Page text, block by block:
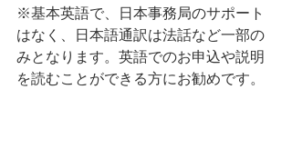
※基本英語で、日本事務局のサポート
はなく、日本語通訳は法話など一部の
みとなります。英語でのお申込や説明
を読むことができる方にお勧めです。